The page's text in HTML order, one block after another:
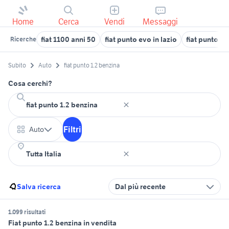
Home Cerca Vendi Messaggi
Ricerche fiat 1100 anni 50 fiat punto evo in lazio fiat punto
Subito Auto fiat punto 1.2 benzina
Cosa cerchi?
Auto Filtri
Salva ricerca Dal più recente
1.099 risultati
Fiat punto 1.2 benzina in vendita